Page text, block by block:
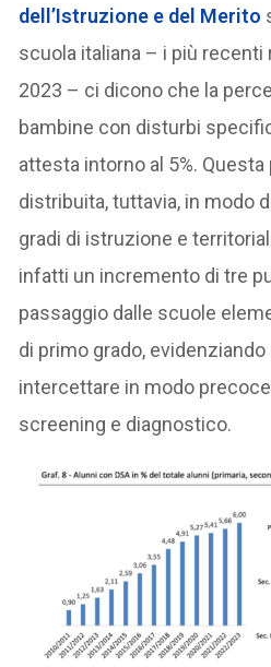
dell’Istruzione e del Merito
scuola italiana – i più recenti
2023 – ci dicono che la
bambine con disturbi
attesta intorno al 5%.
distribuita, tuttavia, in modo
gradi di istruzione e
infatti un incremento di tre
passaggio dalle scuole
di primo grado,
intercettare in modo
screening e diagnostico.